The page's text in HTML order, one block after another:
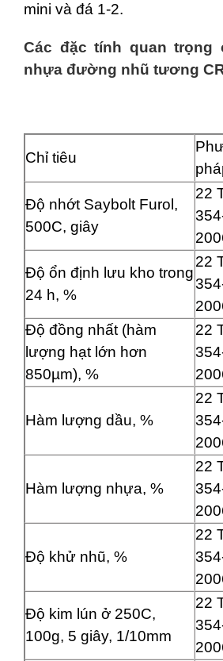
mini và đá 1-2.
Các đặc tính quan trọng
nhựa đường nhũ tương
Chỉ tiêu
Độ nhớt Saybolt Furol,
500C, giây
22
Độ ổn định lưu kho trong
24 h, %
22
Độ đồng nhất (hàm
lượng hạt lớn hơn
850µm), %
22
Hàm lượng dầu, %
22
Hàm lượng nhựa, %
22
Độ khử nhũ, %
22
Độ kim lún ở 250C,
100g, 5 giây, 1/10mm
22